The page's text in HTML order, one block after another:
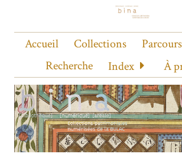
Accueil Collections
Recherche
Index À